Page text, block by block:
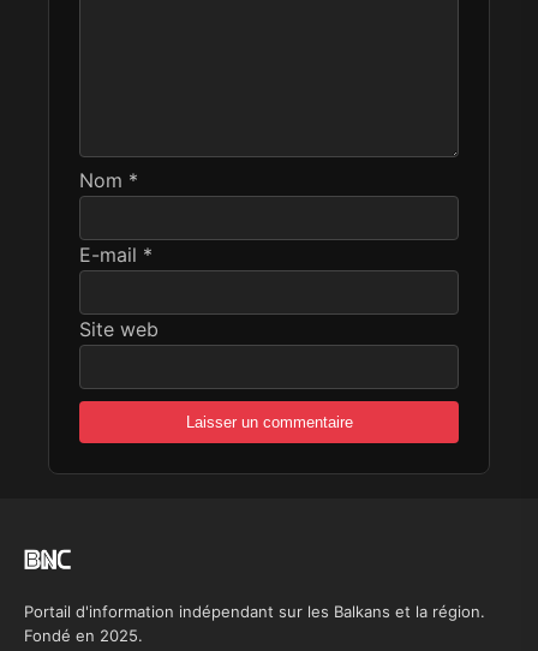
Nom *
E-mail *
Site web
Portail d'information indépendant sur les Balkans et la région.
Fondé en 2025.